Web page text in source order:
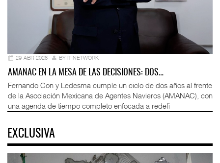
29-ABR-2026 BY IT-NETWORK
AMANAC EN LA MESA DE LAS DECISIONES: DOS…
Fernando Con y Ledesma cumple un ciclo de dos años al frente
de la Asociación Mexicana de Agentes Navieros (AMANAC), con
una agenda de tiempo completo enfocada a redefi
EXCLUSIVA